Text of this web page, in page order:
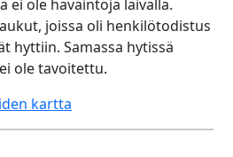
ei ole havaintoja laivalla.
joissa oli henkilötodistus
hyttiin. Samassa hytissä
ole tavoitettu.
kartta